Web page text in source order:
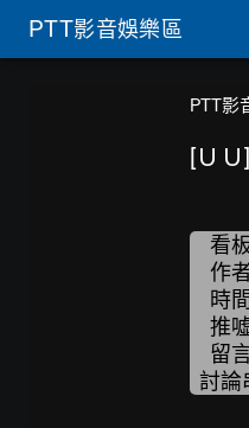
PTT影音娛樂區
PTT影
[Ｕ
看
作
時間
推
留
討論